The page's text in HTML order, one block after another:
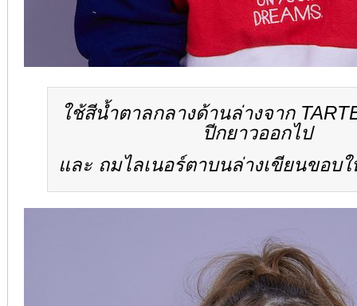
ใช้สีน้ำตาลกลางด้านล่างจาก
ปีกยาวออกไป
และ ถมไลเนอร์ตาบนล่างเขียนขอบ